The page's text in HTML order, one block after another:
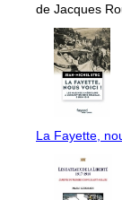
de Jacques
La Fayette,